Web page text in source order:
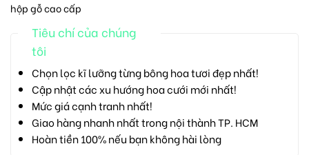
hộp gỗ cao cấp
Tiêu chí của chúng
tôi
Chọn lọc kĩ lưỡng từng bông hoa tươi đẹp nhất!
Cập nhật các xu hướng hoa cưới mới nhất!
Mức giá cạnh tranh nhất!
Giao hàng nhanh nhất trong nội thành TP. HCM
Hoàn tiền 100% nếu bạn không hài lòng